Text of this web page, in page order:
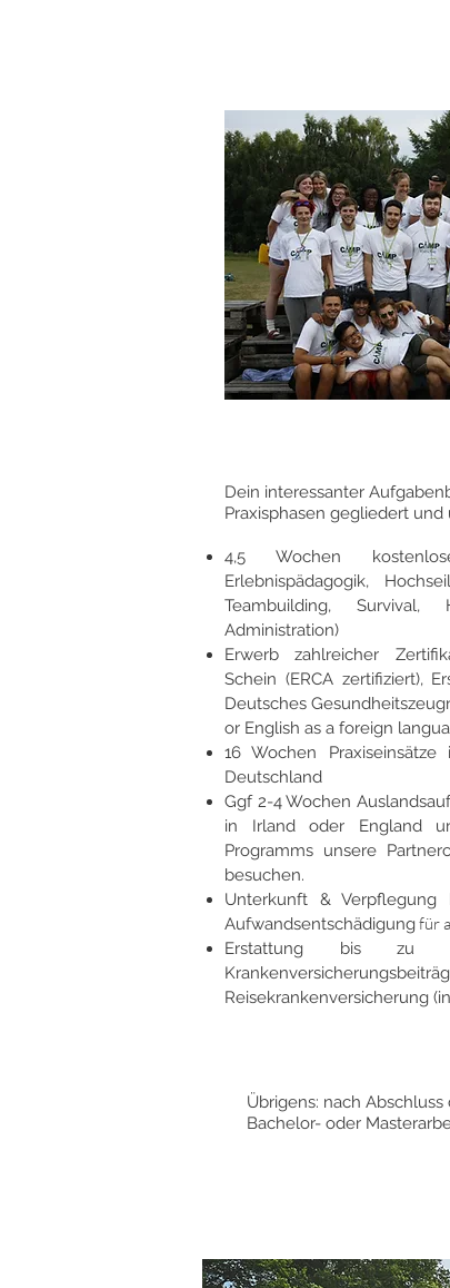
Dein interessanter
Praxisphasen gegliedert und
4,5 Wochen
Erlebnispädagogik,
Teambuilding,
Administration)
Erwerb zahlreicher
Schein (ERCA zertifiziert),
Deutsches
or English as a foreign
16 Wochen
Deutschland
Ggf 2-4 Wochen
in Irland oder England
Programms unsere
besuchen.
Unterkunft &
Aufwandsentschädigungfür
Erstattung bis
Reisekrankenversicherung
Übrigens: nach
Bachelor- oder